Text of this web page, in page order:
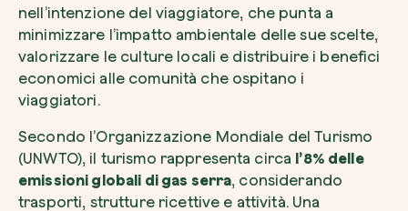
nell’intenzione del viaggiatore, che punta a
minimizzare l’impatto ambientale delle sue scelte,
valorizzare le culture locali e distribuire i benefici
economici alle comunità che ospitano i
viaggiatori.
Secondo l’Organizzazione Mondiale del Turismo
(UNWTO), il turismo rappresenta circa l’8% delle
emissioni globali di gas serra, considerando
trasporti, strutture ricettive e attività. Una